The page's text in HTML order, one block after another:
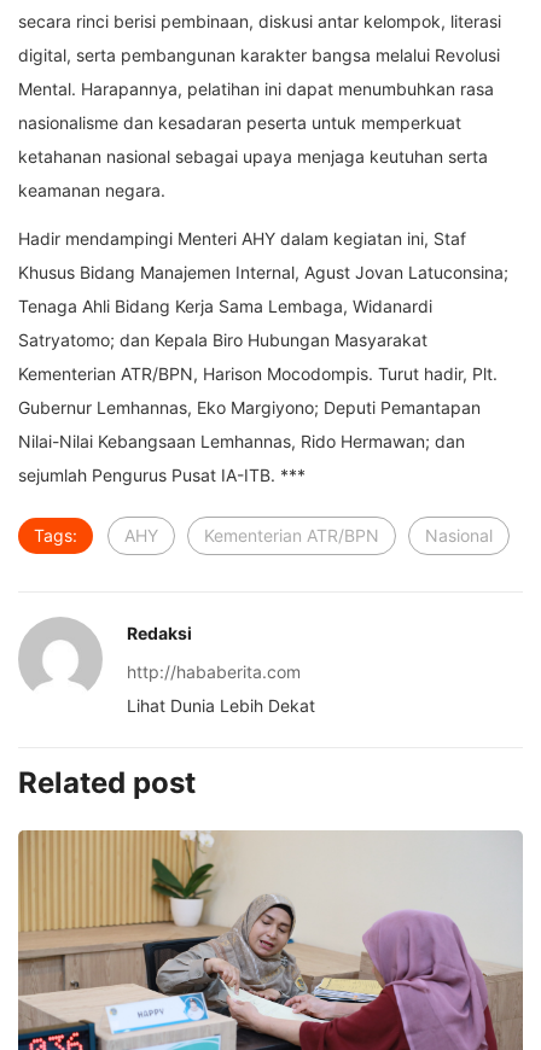
secara rinci berisi pembinaan, diskusi antar kelompok, literasi
digital, serta pembangunan karakter bangsa melalui Revolusi
Mental. Harapannya, pelatihan ini dapat menumbuhkan rasa
nasionalisme dan kesadaran peserta untuk memperkuat
ketahanan nasional sebagai upaya menjaga keutuhan serta
keamanan negara.
Hadir mendampingi Menteri AHY dalam kegiatan ini, Staf
Khusus Bidang Manajemen Internal, Agust Jovan Latuconsina;
Tenaga Ahli Bidang Kerja Sama Lembaga, Widanardi
Satryatomo; dan Kepala Biro Hubungan Masyarakat
Kementerian ATR/BPN, Harison Mocodompis. Turut hadir, Plt.
Gubernur Lemhannas, Eko Margiyono; Deputi Pemantapan
Nilai-Nilai Kebangsaan Lemhannas, Rido Hermawan; dan
sejumlah Pengurus Pusat IA-ITB. ***
Tags: AHY Kementerian ATR/BPN Nasional
Redaksi
http://hababerita.com
Lihat Dunia Lebih Dekat
Related post